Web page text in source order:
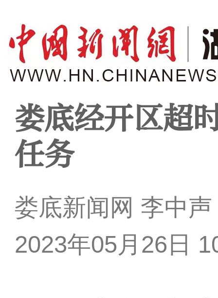
娄底经开区超
任务
娄底新闻网 李中
2023年05月26日